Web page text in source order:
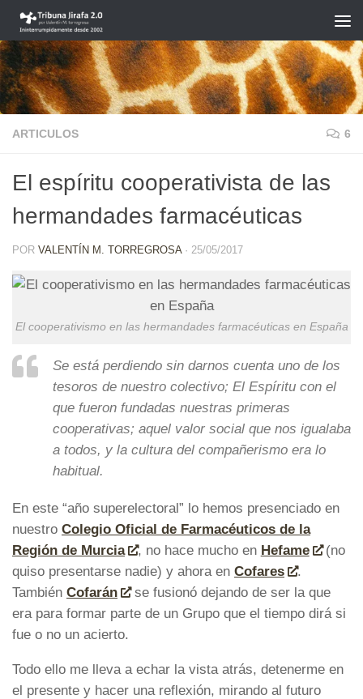
Saltar al contenido
ARTICULOS 6
El espíritu cooperativista de las
hermandades farmacéuticas
POR VALENTÍN M. TORREGROSA · 25/05/2017
El cooperativismo en las hermandades farmacéuticas en España
Se está perdiendo sin darnos cuenta uno de los
tesoros de nuestro colectivo; El Espíritu con el
que fueron fundadas nuestras primeras
cooperativas; aquel valor social que nos igualaba
a todos, y la cultura del compañerismo era lo
habitual.
En este “año superelectoral” lo hemos presenciado en
nuestro Colegio Oficial de Farmacéuticos de la
Región de Murcia
, no hace mucho en Hefame
(no
quiso presentarse nadie) y ahora en Cofares
.
También Cofarán
se fusionó dejando de ser la que
era para formar parte de un Grupo que el tiempo dirá si
fue o no un acierto.
Todo ello me lleva a echar la vista atrás, detenerme en
el presente y hacer una reflexión, mirando al futuro